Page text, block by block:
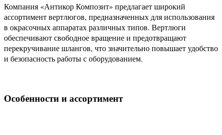
Компания «Антикор Композит» предлагает широкий
ассортимент вертлюгов, предназначенных для использования
в окрасочных аппаратах различных типов. Вертлюги
обеспечивают свободное вращение и предотвращают
перекручивание шлангов, что значительно повышает удобство
и безопасность работы с оборудованием.
Особенности и ассортимент